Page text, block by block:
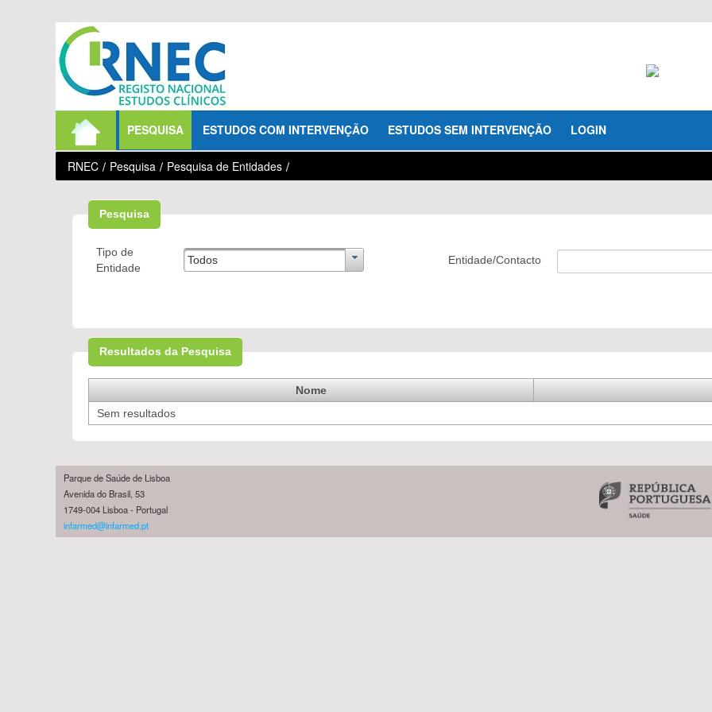
PESQUISA ESTUDOS COM INTERVENÇÃO ESTUDOS SEM INTERVENÇÃO LOGIN
RNEC / Pesquisa / Pesquisa de Entidades /
Pesquisa
Tipo de
Entidade
Todos Entidade/Contacto
Resultados da Pesquisa
Nome
Sem resultados
Parque de Saúde de Lisboa
Avenida do Brasil, 53
1749-004 Lisboa - Portugal
infarmed@infarmed.pt